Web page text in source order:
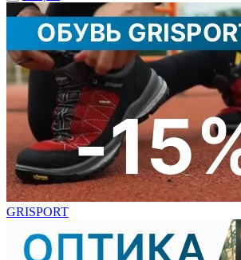
GRISPORT